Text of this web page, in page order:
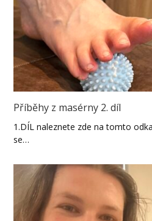
Příběhy z masérny 2. díl
1.DÍL naleznete zde na tomto
se…